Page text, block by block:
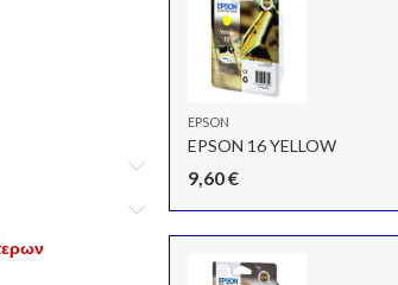
EPSON
EPSON 16 YELLOW
9,60€